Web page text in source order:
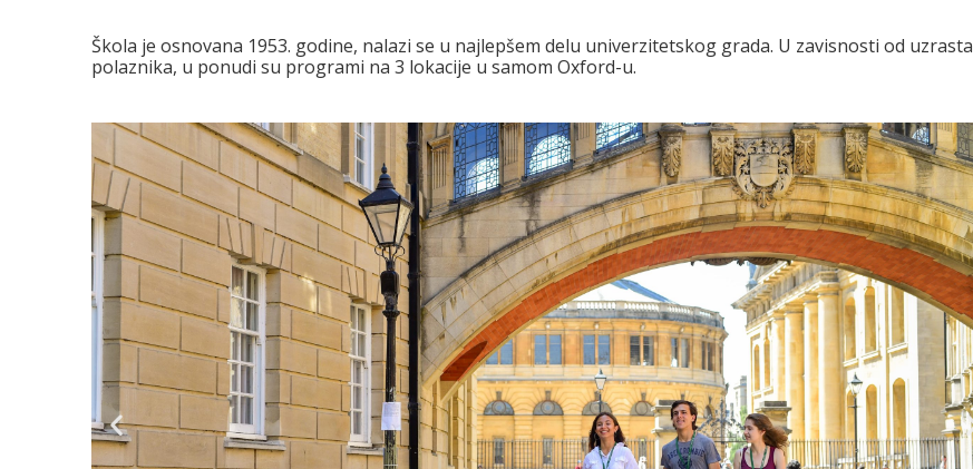
Škola je osnovana 1953. godine, nalazi se u najlepšem delu univerzitetskog grada. U zavisnosti od uzrasta
polaznika, u ponudi su programi na 3 lokacije u samom Oxford-u.